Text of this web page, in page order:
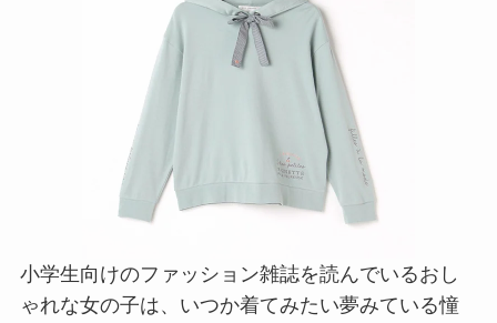
小学生向けのファッション雑誌を読んでいるおし
ゃれな女の子は、いつか着てみたい夢みている憧